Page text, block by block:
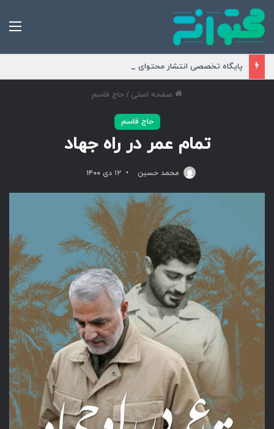
پایگاه تخصصی انتشار محتوای مناسبتی و موضوعی
صفحه اصلی /حاج قاسم
حاج قاسم
تمام عمر در راه جهاد
محمد حسین ۱۲ دی ۱۴۰۰